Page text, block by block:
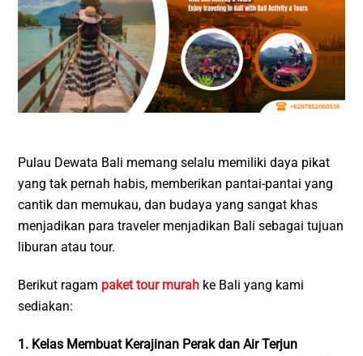
Pulau Dewata Bali memang selalu memiliki daya pikat
yang tak pernah habis, memberikan pantai-pantai yang
cantik dan memukau, dan budaya yang sangat khas
menjadikan para traveler menjadikan Bali sebagai tujuan
liburan atau tour.
Berikut ragam paket tour murah ke Bali yang kami
sediakan:
1. Kelas Membuat Kerajinan Perak dan Air Terjun